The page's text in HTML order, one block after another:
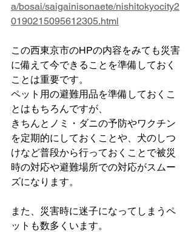
a/bosai/saigainisonaete/nishitokyocity2
0190215095612305.html
この西東京市のHPの内容をみても災害
に備えて今できることを準備しておく
ことは重要です。
ペット用の避難用品を準備しておくこ
とはもちろんですが、
きちんとノミ・ダニの予防やワクチン
を定期的にしておくことや、犬のしつ
けなど普段から行っておくことで被災
時の対応や避難場所での対応がスムー
ズになります。
また、災害時に迷子になってしまうペ
ットも数多くいます。